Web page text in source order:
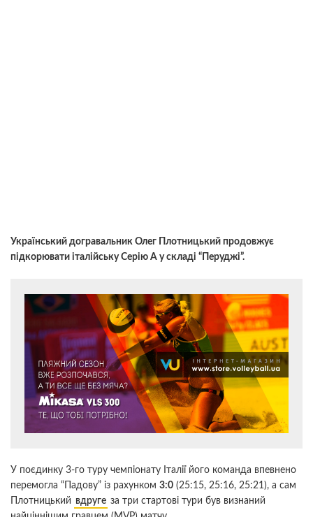
Український догравальник Олег Плотницький продовжує
підкорювати італійську Серію А у складі “Перуджі”.
У поєдинку 3-го туру чемпіонату Італії його команда впевнено
перемогла “Падову” із рахунком 3:0 (25:15, 25:16, 25:21), а сам
Плотницький вдруге за три стартові тури був визнаний